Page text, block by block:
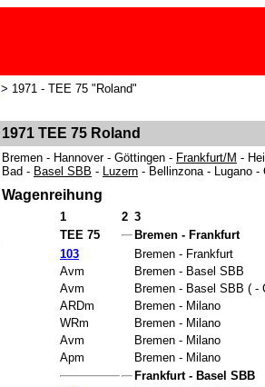
> 1971 - TEE 75 "Roland"
1971 TEE 75 Roland
Bremen - Hannover - Göttingen - Frankfurt/M -
Bad - Basel SBB - Luzern - Bellinzona - Lugano
Wagenreihung
1 2 3
TEE 75
Bremen - Frankfurt
103
Bremen - Frankfurt
Avm
Bremen - Basel SBB
Avm
Bremen - Basel SBB ( -
ARDm
Bremen - Milano
WRm
Bremen - Milano
Avm
Bremen - Milano
Apm
Bremen - Milano
Frankfurt - Basel SBB